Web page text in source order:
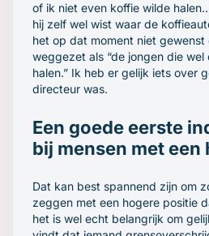
of ik niet even koffie wilde
hij zelf wel wist waar de
het op dat moment niet gewenst
weggezet als “de jongen die
halen.” Ik heb er gelijk iets over
directeur was.
Een goede eerste
bij mensen met
Dat kan best spannend zijn om
zeggen met een hogere positie
het is wel echt belangrijk om